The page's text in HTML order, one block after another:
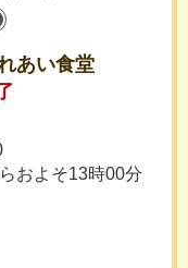
あい食堂
およそ13時00分